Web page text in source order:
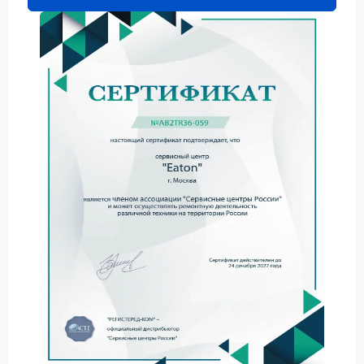
модулей или сбои в электронике. Мы проводим
ремонт с применением оригинальных
комплектующих и точных измерительных приборов,
чтобы сохранить стабильность и долговечность
оборудования.
Наши направления ремонта
Мы выполняем обслуживание и ремонт устройств
Ремонт источников бесперебойного питания —
замена аккумуляторов, плат управления,
конденсаторов и реле;
восстановление контактов;
Ремонт инверторов — пайка плат, замена
силовых элементов и транзисторов;
Проверка и восстановление систем охлаждения
и вентиляции;
Профилактика — чистка, калибровка и
тестирование под нагрузкой.